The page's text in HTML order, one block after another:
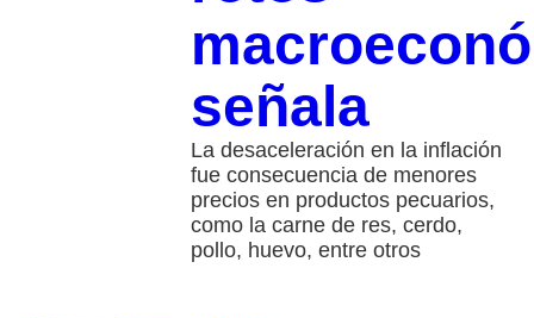
señala
La desaceleración en la inflación
fue consecuencia de menores
precios en productos pecuarios,
como la carne de res, cerdo,
pollo, huevo, entre otros